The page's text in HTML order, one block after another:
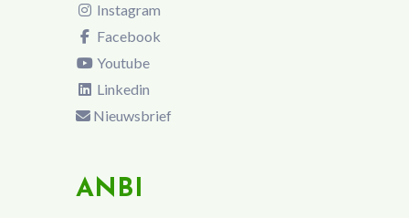
Instagram
Facebook
Youtube
Linkedin
Nieuwsbrief
ANBI